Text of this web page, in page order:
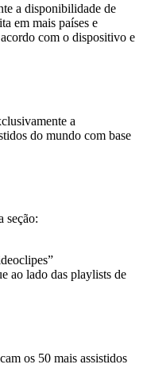
a disponibilidade de
em mais países e
com o dispositivo e
a
do mundo com base
seção:
ao lado das playlists de
os 50 mais assistidos